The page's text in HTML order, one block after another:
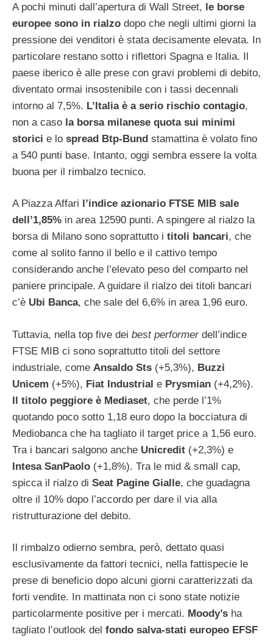
A pochi minuti dall’apertura di Wall Street, le borse
europee sono in rialzo dopo che negli ultimi giorni la
pressione dei venditori è stata decisamente elevata. In
particolare restano sotto i riflettori Spagna e Italia. Il
paese iberico è alle prese con gravi problemi di debito,
diventato ormai insostenibile con i tassi decennali
intorno al 7,5%. L’Italia è a serio rischio contagio,
non a caso la borsa milanese quota sui minimi
storici e lo spread Btp-Bund stamattina è volato fino
a 540 punti base. Intanto, oggi sembra essere la volta
buona per il rimbalzo tecnico.
A Piazza Affari
l’indice azionario FTSE MIB sale
dell’1,85% in area 12590 punti. A spingere al rialzo la
borsa di Milano sono soprattutto i titoli bancari, che
come al solito fanno il bello e il cattivo tempo
considerando anche l’elevato peso del comparto nel
paniere principale. A guidare il rialzo dei titoli bancari
c’è Ubi Banca, che sale del 6,6% in area 1,96 euro.
Tuttavia, nella top five dei best performer dell’indice
FTSE MIB ci sono soprattutto titoli del settore
industriale, come Ansaldo Sts (+5,3%), Buzzi
Unicem (+5%), Fiat Industrial e Prysmian (+4,2%).
Il titolo peggiore è Mediaset, che perde l’1%
quotando poco sotto 1,18 euro dopo la bocciatura di
Mediobanca che ha tagliato il target price a 1,56 euro.
Tra i bancari salgono anche Unicredit (+2,3%) e
Intesa SanPaolo (+1,8%). Tra le mid & small cap,
spicca il rialzo di Seat Pagine Gialle, che guadagna
oltre il 10% dopo l’accordo per dare il via alla
ristrutturazione del debito.
Il rimbalzo odierno sembra, però, dettato quasi
esclusivamente da fattori tecnici, nella fattispecie le
prese di beneficio dopo alcuni giorni caratterizzati da
forti vendite. In mattinata non ci sono state notizie
particolarmente positive per i mercati. Moody’s ha
tagliato l’outlook del fondo salva-stati europeo EFSF